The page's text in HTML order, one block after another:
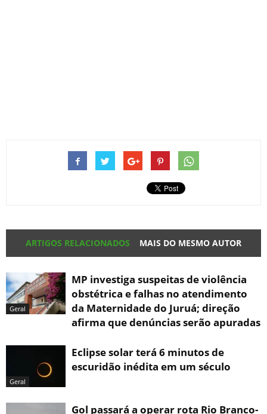
ARTIGOS RELACIONADOS MAIS DO MESMO AUTOR
Geral
MP investiga suspeitas de violência
obstétrica e falhas no atendimento
da Maternidade do Juruá; direção
afirma que denúncias serão apuradas
Geral
Eclipse solar terá 6 minutos de
escuridão inédita em um século
Gol passará a operar rota Rio Branco-